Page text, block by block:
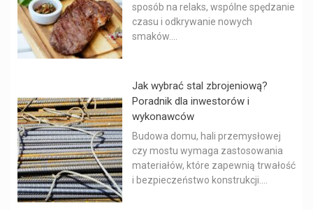
sposób na relaks, wspólne spędzanie
czasu i odkrywanie nowych
smaków....
Jak wybrać stal zbrojeniową?
Poradnik dla inwestorów i
wykonawców
Budowa domu, hali przemysłowej
czy mostu wymaga zastosowania
materiałów, które zapewnią trwałość
i bezpieczeństwo konstrukcji....